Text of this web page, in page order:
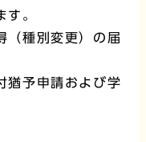
す。
（種別変更）の届
猶予申請および学